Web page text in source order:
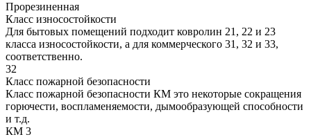
Прорезиненная
Класс износостойкости
Для бытовых помещений подходит ковролин 21, 22 и 23
класса износостойкости, а для коммерческого 31, 32 и 33,
соответственно.
32
Класс пожарной безопасности
Класс пожарной безопасности КМ это некоторые сокращения
горючести, воспламеняемости, дымообразующей способности
и т.д.
КМ 3